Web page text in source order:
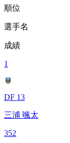
順位
選手名
成績
1
DF 13
三浦 颯太
352